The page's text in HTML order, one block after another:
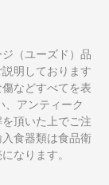
（ユーズド）品
明しております
などすべてを表
、アンティーク
頂いた上でご注
食器類は食品衛
なります。